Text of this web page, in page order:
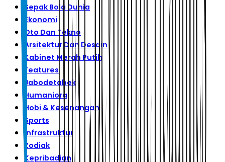
Sepak Bola Dunia
Ekonomi
Oto Dan Tekno
Arsitektur Dan Desain
Kabinet Merah Putih
Features
Jabodetabek
Humaniora
Hobi & Kesenangan
Sports
Infrastruktur
Zodiak
Kepribadian